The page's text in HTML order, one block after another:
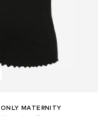
ONLY MATERNITY